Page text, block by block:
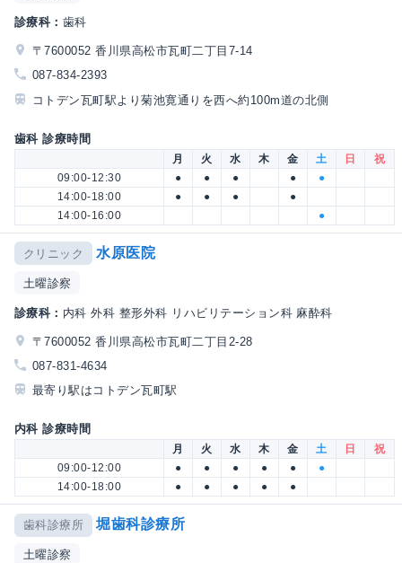
診療科： 歯科
〒7600052 香川県高松市瓦町二丁目7-14
087-834-2393
コトデン瓦町駅より菊池寛通りを西へ約100m道の北側
歯科 診療時間
月 火 水 木 金 土 日
祝
09:00-12:30
● ● ● ●
●
14:00-18:00
● ● ●
●
14:00-16:00
●
クリニック 水原医院
土曜診察
診療科： 内科 外科 整形外科 リハビリテーション科 麻酔科
〒7600052 香川県高松市瓦町二丁目2-28
087-831-4634
最寄り駅はコトデン瓦町駅
内科 診療時間
月 火 水 木 金 土 日
祝
09:00-12:00
● ● ● ● ●
●
14:00-18:00
● ● ● ● ●
歯科診療所 堀歯科診療所
土曜診察